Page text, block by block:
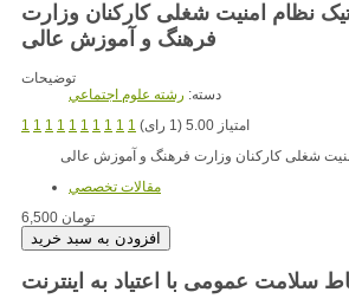
نظام امنیت شغلی کارکنان وزارت
فرهنگ و آموزش عالی
توضیحات
دسته: رشته علوم اجتماعي
1 1 1 1 1 1 1 1 1 1
امتیاز 5.00 (1 رای)
شغلی کارکنان وزارت فرهنگ و آموزش عالی
مقالات تخصصي
6,500 تومان
سلامت عمومی با اعتیاد به اینترنت